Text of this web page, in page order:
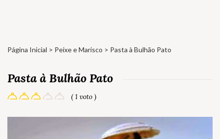
Página Inicial > Peixe e Marisco > Pasta à Bulhão Pato
Pasta à Bulhão Pato
( 1 voto )